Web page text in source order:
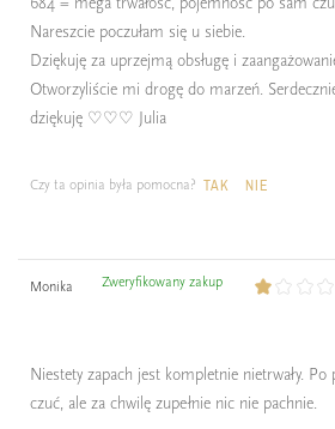
Nareszcie poczułam się u siebie.
Dziękuję za uprzejmą obsługę i
Otworzyliście mi drogę do marzeń.
dziękuję ♡♡♡ Julia
Czy ta opinia była pomocna? TAK NIE
Monika Zweryfikowany zakup
Niestety zapach jest kompletnie nietrwały.
czuć, ale za chwilę zupełnie nic nie pachnie.